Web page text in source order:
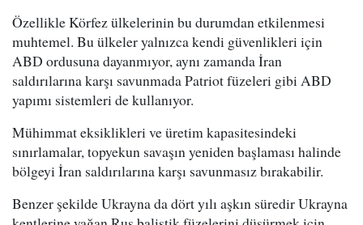
Özellikle Körfez ülkelerinin bu durumdan etkilenmesi
muhtemel. Bu ülkeler yalnızca kendi güvenlikleri için
ABD ordusuna dayanmıyor, aynı zamanda İran
saldırılarına karşı savunmada Patriot füzeleri gibi ABD
yapımı sistemleri de kullanıyor.
Mühimmat eksiklikleri ve üretim kapasitesindeki
sınırlamalar, topyekun savaşın yeniden başlaması halinde
bölgeyi İran saldırılarına karşı savunmasız bırakabilir.
Benzer şekilde Ukrayna da dört yılı aşkın süredir Ukrayna